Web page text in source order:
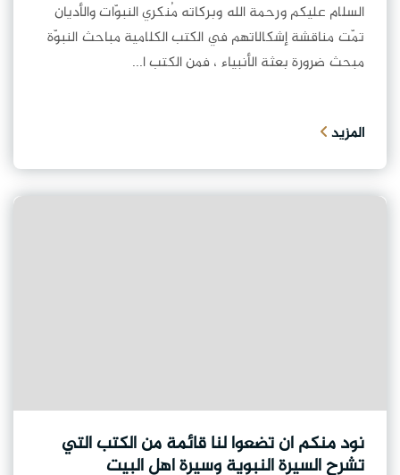
السلام عليكم ورحمة الله وبركاته مُنكري النبوّات والأديان
تمّت مناقشة إشكالاتهم في الكتب الكلامية مباحث النبوّة
مبحث ضرورة بعثة الأنبياء ، فمن الكتب ا...
المزيد
نود منكم ان تضعوا لنا قائمة من الكتب التي
تشرح السيرة النبوية وسيرة اهل البيت